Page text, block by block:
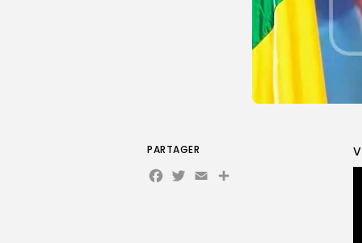
PARTAGER
Facebook
Twitter
Email